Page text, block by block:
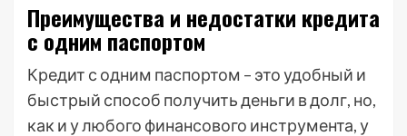
Преимущества и недостатки кредита
с одним паспортом
Кредит с одним паспортом – это удобный и
быстрый способ получить деньги в долг, но,
как и у любого финансового инструмента, у